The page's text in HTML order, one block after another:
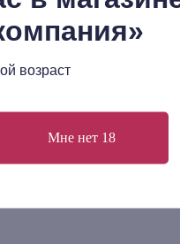
возраст
Мне нет 18
Александр Пятигорский:
рассказы. Киносценарий